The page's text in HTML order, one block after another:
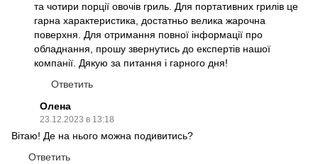
та чотири порції овочів гриль. Для портативних грилів це
гарна характеристика, достатньо велика жарочна
поверхня. Для отримання повної інформації про
обладнання, прошу звернутись до експертів нашої
компанії. Дякую за питання і гарного дня!
Ответить
Олена
23.12.2023 в 13:18
Вітаю! Де на нього можна подивитись?
Ответить